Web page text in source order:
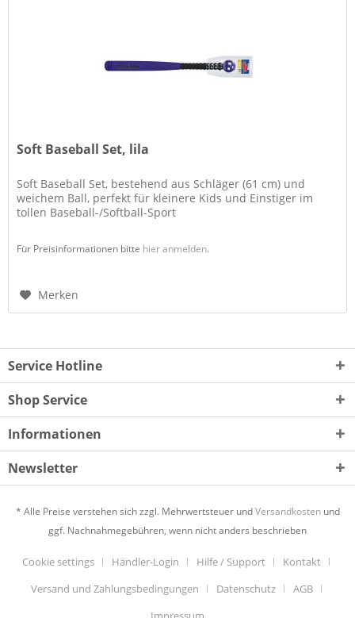
Soft Baseball Set, lila
Soft Baseball Set, bestehend aus Schläger (61 cm) und
weichem Ball, perfekt für kleinere Kids und Einstiger im
tollen Baseball-/Softball-Sport
Für Preisinformationen bitte hier anmelden.
Merken
Service Hotline
Shop Service
Informationen
Newsletter
* Alle Preise verstehen sich zzgl. Mehrwertsteuer undVersandkostenund
ggf. Nachnahmegebühren, wenn nicht anders beschrieben
Cookie settings Händler-Login Hilfe / Support
Kontakt
Versand und Zahlungsbedingungen
Datenschutz
AGB